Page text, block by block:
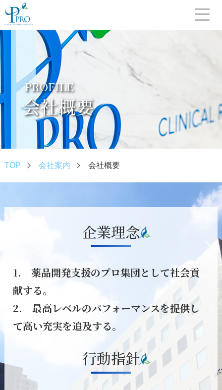
PROFILE
会社概要
TOP 会社案内 会社概要
企業理念
1. 薬品開発支援のプロ集団として社会貢
献する。
2. 最高レベルのパフォーマンスを提供し
て高い充実を追及する。
行動指針